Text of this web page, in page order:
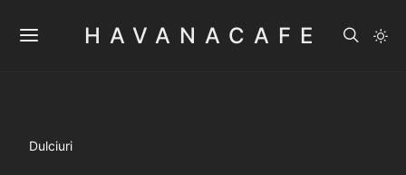
HAVANACAFE
Dulciuri